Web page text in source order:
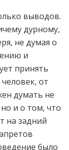
выводов.
дурному,
не думая о
и
принять
от
думать не
и о том, что
на задний
было